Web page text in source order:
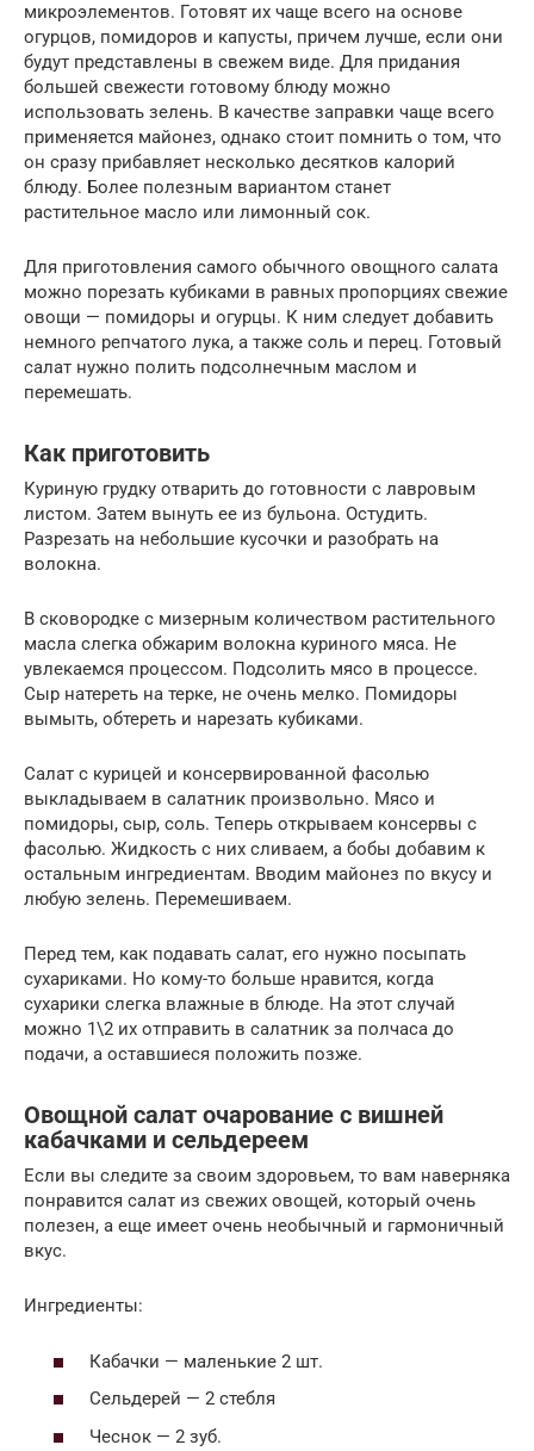
микроэлементов. Готовят их чаще всего на основе
огурцов, помидоров и капусты, причем лучше, если они
будут представлены в свежем виде. Для придания
большей свежести готовому блюду можно
использовать зелень. В качестве заправки чаще всего
применяется майонез, однако стоит помнить о том, что
он сразу прибавляет несколько десятков калорий
блюду. Более полезным вариантом станет
растительное масло или лимонный сок.
Для приготовления самого обычного овощного салата
можно порезать кубиками в равных пропорциях свежие
овощи — помидоры и огурцы. К ним следует добавить
немного репчатого лука, а также соль и перец. Готовый
салат нужно полить подсолнечным маслом и
перемешать.
Как приготовить
Куриную грудку отварить до готовности с лавровым
листом. Затем вынуть ее из бульона. Остудить.
Разрезать на небольшие кусочки и разобрать на
волокна.
В сковородке с мизерным количеством растительного
масла слегка обжарим волокна куриного мяса. Не
увлекаемся процессом. Подсолить мясо в процессе.
Сыр натереть на терке, не очень мелко. Помидоры
вымыть, обтереть и нарезать кубиками.
Салат с курицей и консервированной фасолью
выкладываем в салатник произвольно. Мясо и
помидоры, сыр, соль. Теперь открываем консервы с
фасолью. Жидкость с них сливаем, а бобы добавим к
остальным ингредиентам. Вводим майонез по вкусу и
любую зелень. Перемешиваем.
Перед тем, как подавать салат, его нужно посыпать
сухариками. Но кому-то больше нравится, когда
сухарики слегка влажные в блюде. На этот случай
можно 1\2 их отправить в салатник за полчаса до
подачи, а оставшиеся положить позже.
Овощной салат очарование с вишней
кабачками и сельдереем
Если вы следите за своим здоровьем, то вам наверняка
понравится салат из свежих овощей, который очень
полезен, а еще имеет очень необычный и гармоничный
вкус.
Ингредиенты:
Кабачки — маленькие 2 шт.
Сельдерей — 2 стебля
Чеснок — 2 зуб.